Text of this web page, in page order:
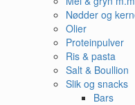
Nødder og
Olier
Proteinpulver
Ris & pasta
Salt & Boullion
Slik og snacks
Bars